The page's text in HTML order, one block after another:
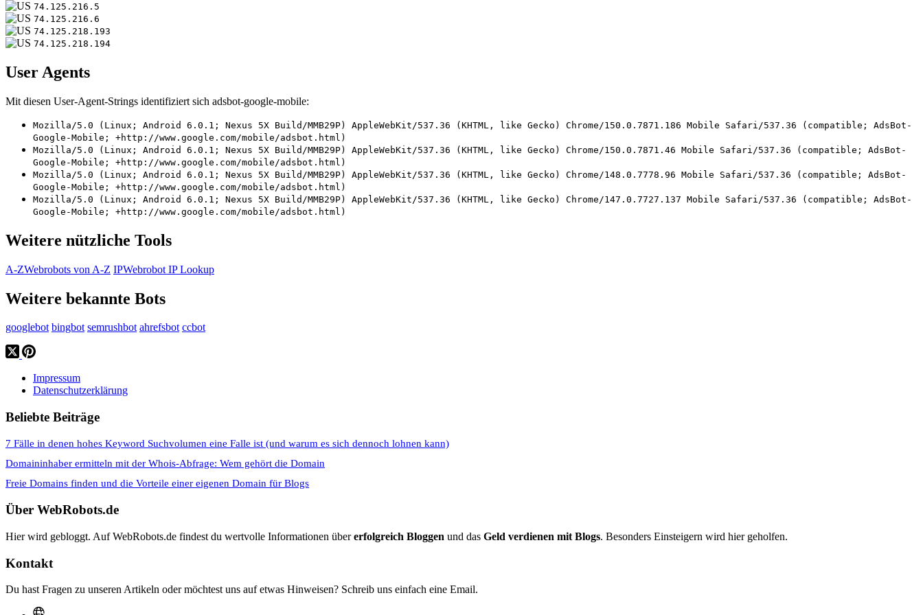
74.125.216.5
74.125.216.6
74.125.218.193
74.125.218.194
User Agents
Mit diesen User-Agent-Strings identifiziert sich adsbot-google-mobile:
Mozilla/5.0 (Linux; Android 6.0.1; Nexus 5X Build/MMB29P) AppleWebKit/537.36 (KHTML, like Gecko) Chrome/150.0.7871.186 Mobile Safari/537.36 (compatible; AdsBot-
Google-Mobile; +http://www.google.com/mobile/adsbot.html)
Mozilla/5.0 (Linux; Android 6.0.1; Nexus 5X Build/MMB29P) AppleWebKit/537.36 (KHTML, like Gecko) Chrome/150.0.7871.46 Mobile Safari/537.36 (compatible; AdsBot-
Google-Mobile; +http://www.google.com/mobile/adsbot.html)
Mozilla/5.0 (Linux; Android 6.0.1; Nexus 5X Build/MMB29P) AppleWebKit/537.36 (KHTML, like Gecko) Chrome/148.0.7778.96 Mobile Safari/537.36 (compatible; AdsBot-
Google-Mobile; +http://www.google.com/mobile/adsbot.html)
Mozilla/5.0 (Linux; Android 6.0.1; Nexus 5X Build/MMB29P) AppleWebKit/537.36 (KHTML, like Gecko) Chrome/147.0.7727.137 Mobile Safari/537.36 (compatible; AdsBot-
Google-Mobile; +http://www.google.com/mobile/adsbot.html)
Weitere nützliche Tools
A-ZWebrobots von A-Z IPWebrobot IP Lookup
Weitere bekannte Bots
googlebot bingbot semrushbot ahrefsbot ccbot
Impressum
Datenschutzerklärung
Beliebte Beiträge
7 Fälle in denen hohes Keyword Suchvolumen eine Falle ist (und warum es sich dennoch lohnen kann)
Domaininhaber ermitteln mit der Whois-Abfrage: Wem gehört die Domain
Freie Domains finden und die Vorteile einer eigenen Domain für Blogs
Über WebRobots.de
Hier wird gebloggt. Auf WebRobots.de findest du wertvolle Informationen übererfolgreich Bloggen und das Geld verdienen mit Blogs. Besonders Einsteigern wird hier geholfen.
Kontakt
Du hast Fragen zu unseren Artikeln oder möchtest uns auf etwas Hinweisen? Schreib uns einfach eine Email.